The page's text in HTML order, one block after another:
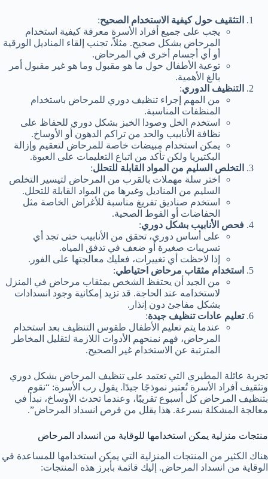
التثقيف حول كيفية الاستخدام الصحيح:
يجب على جميع أفراد الأسرة معرفة كيفية استخدام
المرحاض بشكل صحيح. مثلاً، تجنب إلقاء المناديل الورقية
أو أي أجسام أخرى في المرحاض.
توعية الأطفال حول ما هو مقبول وما هو غير مقبول أمر
بالغ الأهمية.
التنظيف الدوري:
من المهم إجراء تنظيف دوري للمرحاض باستخدام
المنظفات المناسبة.
استخدم الخل وصودا الخبز بشكل دوري للحفاظ على
نظافة الأنابيب والحد من تراكم الدهون أو الأوساخ.
يمكن استخدام مبيضات خاصة للمرحاض لتعقيم وإزالة
البكتيريا ولكن تأكد من اتباع التعليمات على العبوة.
التخلص السليم من المواد القابلة للتحلل:
اختر سلة مهملات بالقرب من المرحاض لتيسير التخلص
السليم من المناديل وغيرها من المواد القابلة للتحلل.
استخدم صناديق تفريغ مناسبة للأغراض الخاصة مثل
الحفاضات أو الفوط الصحية.
فحص الأنابيب بشكل دوري:
على أساس دوري، تحقق من الأنابيب حتى تجد أي
تسريبات صغيرة أو ضعف في تدفق المياه.
إذا لاحظت أي تغييرات، فعليك معالجتها على الفور.
استخدام مثقاب مرحاض احتياطي:
من الجيد أن يحتفظ الشخص بمثقاب مرحاض في المنزل
لاستخدامه عند الحاجة. قد تزيد إمكانية وجود انسدادات
بشكل مفاجئ دون إنذار.
تعليم عادات تنظيف جيدة:
عندما يتم تعليم الأطفال طقوس التنظيف بعد استخدام
المرحاض، فهم نمنحهم الأدوات اللازمة لتقليل المخاطر
المترتبة عن الاستخدام غير الصحيح.
تجربة عائلة المطيري التي تعتمد على تنظيف المرحاض بشكل دوري
وتثقيف أفراد الأسرة تُعتبر نموذجًا جيدًا. يقول رب الأسرة: “نقوم
بتنظيف المرحاض كل أسبوع تقريبًا، وعندما تحدث الأوساخ، نبدأ في
معالجة المشكلة بسرعة. هذا يقلل من فرص انسداد المرحاض”.
منتجات منزلية يمكن استخدامها للوقاية من انسداد المرحاض
هناك الكثير من المنتجات المنزلية التي يمكن استخدامها للمساعدة في
الوقاية من انسداد المرحاض. إليك قائمة بأبرز هذه المنتجات: